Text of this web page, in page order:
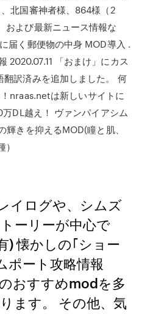
北国審神者様、864様（2
および最新ニュース情報な
届く郵便物の中身 MOD導入 .
2020.07.11 「おまけ」にカス
翻訳済みを追加しました。 何
nraas.netは新しいサイトに
DL越え！ ヴァンパイアシム
輝きを抑えるMOD(瞳と肌、
イログや、シムズ
ーリーが中心で
) 懐かしの｢ショー
ポート攻略情報
おすすめmodを多
ます。 その他、気